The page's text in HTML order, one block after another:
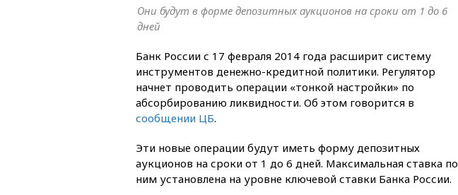
Они будут в форме депозитных аукционов на сроки от 1 до 6
дней
Банк России с 17 февраля 2014 года расширит систему
инструментов денежно-кредитной политики. Регулятор
начнет проводить операции «тонкой настройки» по
абсорбированию ликвидности. Об этом говорится в
сообщении ЦБ.
Эти новые операции будут иметь форму депозитных
аукционов на сроки от 1 до 6 дней. Максимальная ставка по
ним установлена на уровне ключевой ставки Банка России.